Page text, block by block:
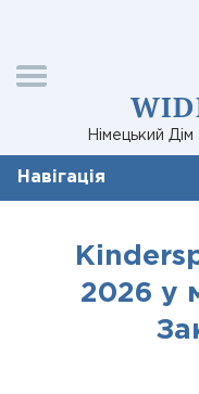
Німецький
Навігація
2026 у